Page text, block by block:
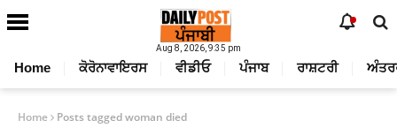
Aug 8, 2026, 9:35 pm
Home ਕੋਰੋਨਾਵਾਇਰਸ ਵੀਡੀਓ ਪੰਜਾਬ ਰਾਸ਼ਟਰੀ
Home Posts tagged woman died